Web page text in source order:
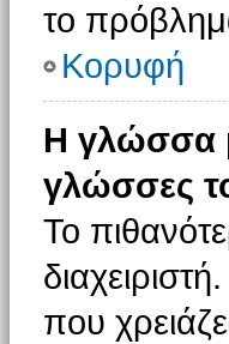
το
Κορυφή
Η γλώσσα
γλώσσες
Το
που